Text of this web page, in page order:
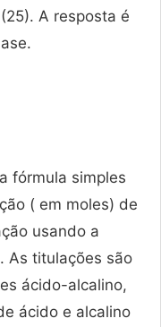
A resposta é
fórmula simples
( em moles) de
usando a
As titulações são
ácido-alcalino,
ácido e alcalino